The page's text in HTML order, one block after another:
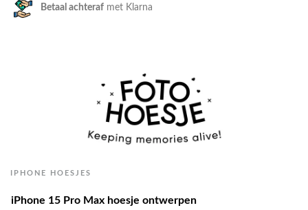
Klanten geven ons een
IPHONE HOESJES
iPhone 15 Pro Max hoesje ontwerpen